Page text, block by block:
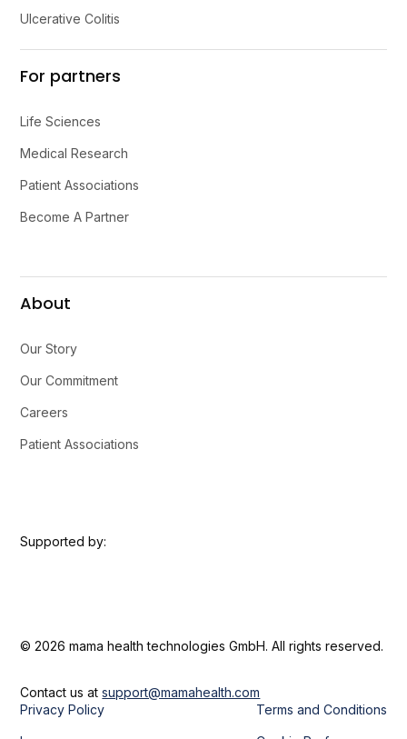
Ulcerative Colitis
For partners
Life Sciences
Medical Research
Patient Associations
Become A Partner
About
Our Story
Our Commitment
Careers
Patient Associations
Supported by:
© 2026 mama health technologies GmbH. All rights reserved.
Contact us atsupport@mamahealth.com
Privacy Policy
Terms and Conditions